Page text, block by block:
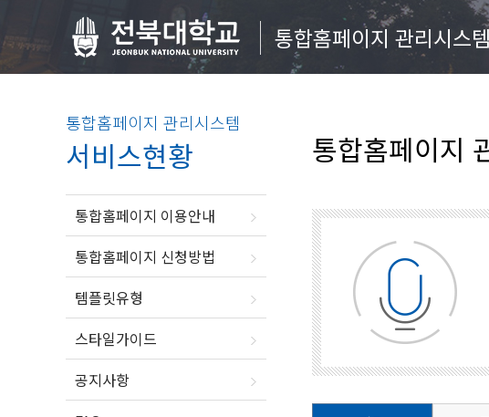
통합홈페이지 관리시스
통합홈페이지 관리시스템
서비스현황
통합홈페이지 이용안내
통합홈페이지 신청방법
템플릿유형
스타일가이드
공지사항
통합홈페이지